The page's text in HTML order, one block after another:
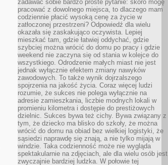
zadawać sobie bardzo proste pytanie: skoro mogę
pracować z dowolnego miejsca, to dlaczego mam
codziennie płacić wysoką cenę za życie w
zatłoczonej przestrzeni? Odpowiedź dla wielu
okazała się zaskakująco oczywista. Lepiej
mieszkać tam, gdzie łatwiej oddychać, gdzie
szybciej można wrócić do domu po pracy i gdzie
weekend nie zaczyna się od stania w kolejce do
wszystkiego. Odrodzenie małych miast nie jest
jednak wyłącznie efektem zmiany nawyków
zawodowych. To także wynik dojrzalszego
spojrzenia na jakość życia. Coraz więcej ludzi
rozumie, że sukces nie polega wyłącznie na
adresie zamieszkania, liczbie modnych lokali w
promieniu kilometra i dostępie do prestiżowych
dzielnic. Sukces bywa też cichy. Bywa związany z
tym, że dziecko ma blisko do szkoły, że można
wrócić do domu na obiad bez wielkiej logistyki, że
sąsiedzi naprawdę się znają, a nie tylko mijają w
windzie. Taka codzienność może nie wygląda
spektakularnie na zdjęciach, ale dla wielu osób jest
zwyczajnie bardziej ludzka. W połowie tej